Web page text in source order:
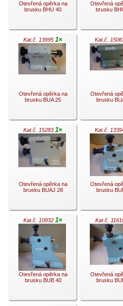
Otevřená opěrka na
brusku BHU 40
Otevřená
brusku
.
Kat.č. 13995 1×
Otevřená opěrka na
brusku BUA 25
Kat.č.
Otevřená
brusku
.
Kat.č. 15283 1×
Otevřená opěrka na
brusku BUAJ 28
Kat.č.
Otevřená
brusku
.
Kat.č. 10932 1×
Otevřená opěrka na
brusku BUB 40
Kat.č.
Otevřená
brusku